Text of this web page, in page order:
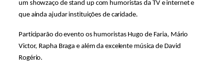
um showzaço de stand up com humoristas da TV e internet e
que ainda ajudar instituições de caridade.
Participarão do evento oshumoristas Hugo de Faria, Mário
Victor, Rapha Braga e além da excelente música de David
Rogério.